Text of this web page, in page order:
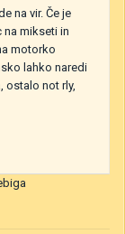
na vir. Če je
na mikseti in
motorko
lahko naredi
ostalo not rly,